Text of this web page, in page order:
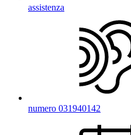
assistenza
numero 031940142